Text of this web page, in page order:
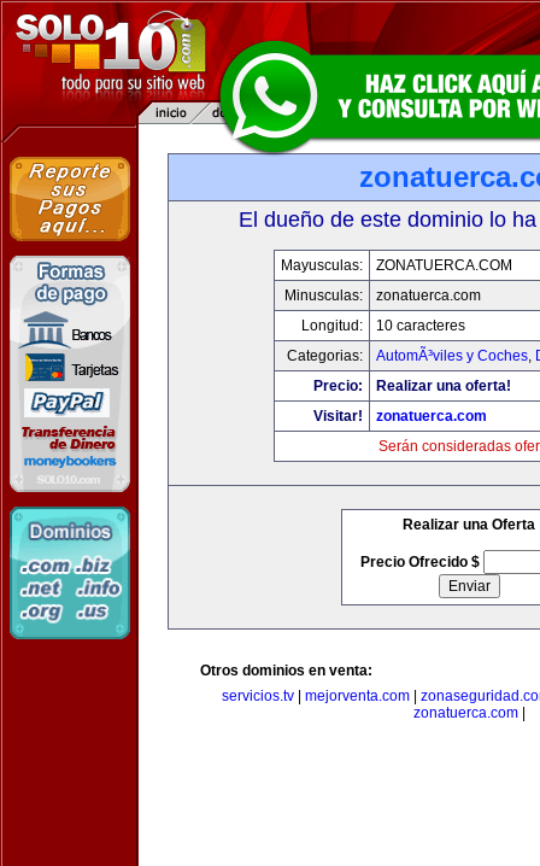
El dueño de este dominio lo
Mayusculas:
ZONATUERCA.COM
Minusculas:
zonatuerca.com
Longitud:
10 caracteres
Categorias:
AutomÃ³viles y Coches,
Precio:
Realizar una oferta!
Visitar!
zonatuerca.com
Serán consideradas
Realizar una Oferta
Precio Ofrecido $
Otros dominios en venta:
servicios.tv| mejorventa.com|
zonatuerca.com|